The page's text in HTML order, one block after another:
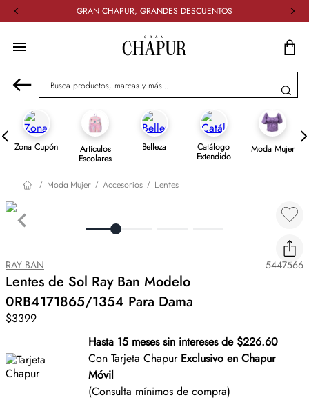
GRAN CHAPUR, GRANDES DESCUENTOS
Busca productos, marcas y más...
Zona Cupón Artículos
Escolares
Belleza Catálogo
Extendido
Moda Mujer
Moda Mujer Accesorios Lentes
RAY BAN 5447566
Lentes de Sol Ray Ban Modelo
0RB4171865/1354 Para Dama
$3399
Hasta 15 meses sin intereses de $226.60
Con Tarjeta Chapur Exclusivo en Chapur
Móvil
(Consulta mínimos de compra)